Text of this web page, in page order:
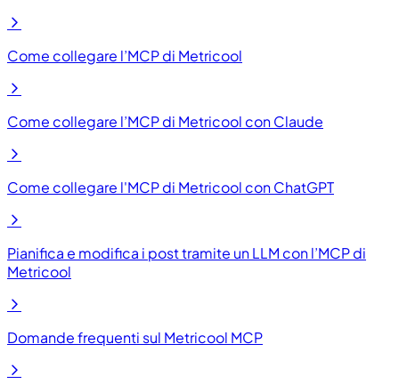
Come collegare l’MCP di Metricool
Come collegare l’MCP di Metricool con Claude
Come collegare l'MCP di Metricool con ChatGPT
Pianifica e modifica i post tramite un LLM con l’MCP di
Metricool
Domande frequenti sul Metricool MCP